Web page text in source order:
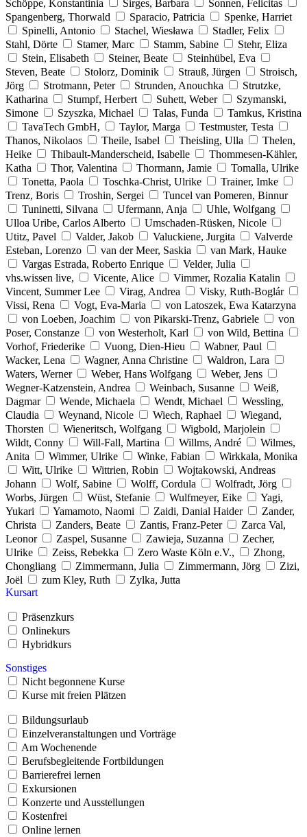
Schöppe, Konstantinia
Sirges, Barbara
Sonnen, Felicitas
Spangenberg, Thorwald
Sparacio, Patricia
Spenke, Harriet
Spinelli, Antonio
Stachel, Wiesława
Stadler, Felix
Stahl, Dörte
Stamer, Marc Stamm, Sabine
Stehr, Eliza
Stein, Elisabeth
Steiner, Beate
Steinhübel, Eva
Steven, Beate
Stolorz, Dominik Strauß, Jürgen
Stroisch,
Jörg
Strotmann, Peter Strunden, Anouchka
Strutzke,
Katharina
Stumpf, Herbert Suhett, Weber
Szymanski,
Simone
Szyszka, Michael Talas, Funda
Tamkus, Kristina
TavaTech GmbH,
Taylor, Marga
Testmuster, Testa
Thanos, Nikolaos
Theile, Isabel Theisling, Ulla
Thelen,
Heike
Thibault-Manderscheid, Isabelle
Thommesen-Kähler,
Katha
Thor, Valentina Thormann, Jamie
Tomalla, Ulrike
Tonetta, Paola
Toschka-Christ, Ulrike
Trainer, Imke
Trenz, Boris
Troshin, Sergei
Tuncel van Pomeren, Binnur
Tuninetti, Silvana
Ufermann, Anja
Uhle, Wolfgang
Ulloa Uribe, Carlos Alberto
Umschaden-Rüsken, Nicole
Utitz, Pavel
Valder, Jakob Valuckiene, Jurgita
Valverde
Esteban, Lorenzo
van der Meer, Saskia
van Mark, Hauke
Vargas Estrada, Roberto Enrique
Velder, Julia
vhs.wissen live,
Vicente, Alice
Vimmer, Rozalia Katalin
Vincent, Summer Lee
Virag, Andrea
Visky, Ruth-Boglár
Vissi, Rena
Vogt, Eva-Maria
von Latoszek, Ewa Katarzyna
von Loeben, Joachim
von Pikarski-Trenz, Gabriele
von
Poser, Constanze
von Westerholt, Karl
von Wild, Bettina
Vorhof, Friederike
Vuong, Dien-Hieu
Wabner, Paul
Wacker, Lena
Wagner, Anna Christine
Waldron, Lara
Waters, Werner
Weber, Hans Wolfgang
Weber, Jens
Wegner-Katzenstein, Andrea
Weinbach, Susanne
Weiß,
Dagmar
Wende, Michaela Wendt, Michael
Wessling,
Claudia
Weynand, Nicole Wiech, Raphael
Wiegand,
Thorsten
Wieneritsch, Wolfgang
Wigbold, Marjolein
Wildt, Conny
Will-Fall, Martina Willms, André
Wilmes,
Anita
Wimmer, Ulrike Winke, Fabian
Wirkkala, Monika
Witt, Ulrike
Wittrien, Robin
Wojtakowski, Andreas
Johann
Wolf, Sabine Wolff, Cordula
Wolfradt, Jörg
Worbs, Jürgen
Wüst, Stefanie Wulfmeyer, Eike
Yagi,
Yukari
Yamamoto, Naomi Zaidi, Danial Haider
Zander,
Christa
Zanders, Beate Zantis, Franz-Peter
Zarca Val,
Leonor
Zaspel, Susanne Zawieja, Suzanna
Zecher,
Ulrike
Zeiss, Rebekka Zero Waste Köln e.V.,
Zhong,
Chongliang
Zimmermann, Julia Zimmermann, Jörg
Zizi,
Joël
zum Kley, Ruth
Zylka, Jutta
Kursart
Präsenzkurs
Onlinekurs
Hybridkurs
Sonstiges
Nicht begonnene Kurse
Kurse mit freien Plätzen
Bildungsurlaub
Einzelveranstaltungen und Vorträge
Am Wochenende
Berufsbegleitende Fortbildungen
Barrierefrei lernen
Exkursionen
Konzerte und Ausstellungen
Kostenfrei
Online lernen